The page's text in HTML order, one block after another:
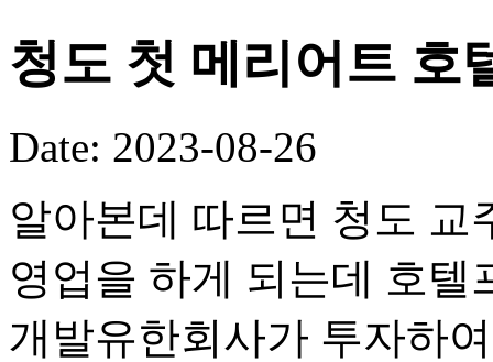
청도 첫 메리어트 호
Date: 2023-08-26
알아본데 따르면 청도 교
영업을 하게 되는데 호
개발유한회사가 투자하